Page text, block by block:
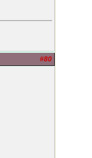
#80